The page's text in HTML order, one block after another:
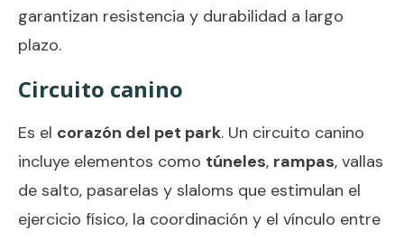
garantizan resistencia y durabilidad a largo
plazo.
Circuito canino
Es el corazón del pet park. Un circuito canino
incluye elementos como túneles, rampas, vallas
de salto, pasarelas y slaloms que estimulan el
ejercicio físico, la coordinación y el vínculo entre